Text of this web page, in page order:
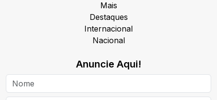
Mais
Destaques
Internacional
Nacional
Anuncie Aqui!